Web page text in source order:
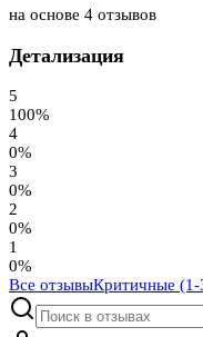
на основе 4 отзывов
Детализация
5
100%
4
0%
3
0%
2
0%
1
0%
Все отзывыКритичные (1-